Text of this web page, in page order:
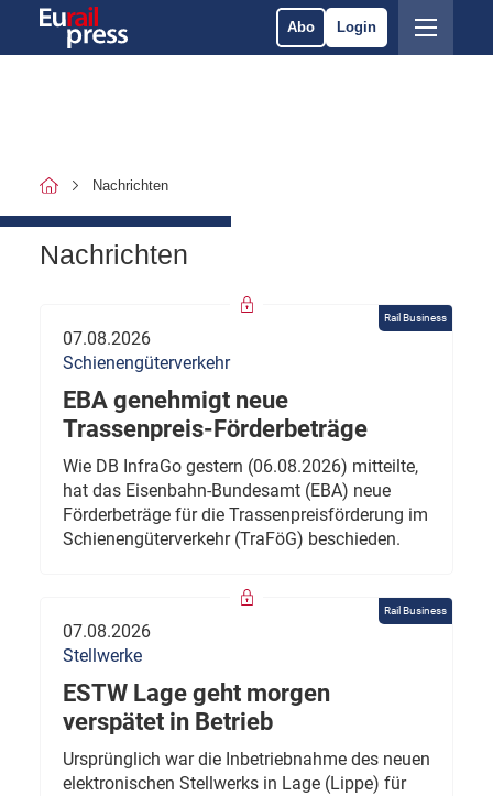
Abo Login
Nachrichten
Nachrichten
Rail Business
07.08.2026
Schienengüterverkehr
EBA genehmigt neue
Trassenpreis-Förderbeträge
Wie DB InfraGo gestern (06.08.2026) mitteilte,
hat das Eisenbahn-Bundesamt (EBA) neue
Förderbeträge für die Trassenpreisförderung im
Schienengüterverkehr (TraFöG) beschieden.
Rail Business
07.08.2026
Stellwerke
ESTW Lage geht morgen
verspätet in Betrieb
Ursprünglich war die Inbetriebnahme des neuen
elektronischen Stellwerks in Lage (Lippe) für